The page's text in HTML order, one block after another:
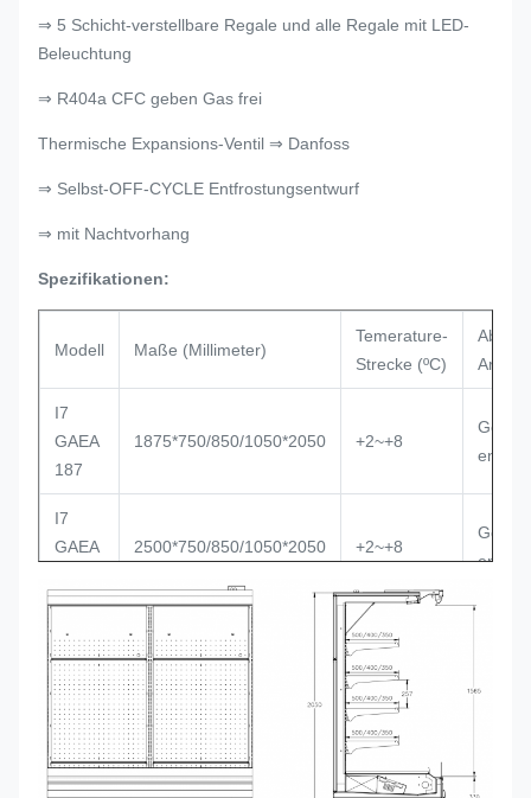
⇒ 5 Schicht-verstellbare Regale und alle Regale mit LED-
Beleuchtung
⇒ R404a CFC geben Gas frei
Thermische Expansions-Ventil ⇒ Danfoss
⇒ Selbst-OFF-CYCLE Entfrostungsentwurf
⇒ mit Nachtvorhang
Spezifikationen:
Modell Maße (Millimeter)
Temerature-
Strecke (ºC)
Art
I7
GAEA
187
1875*750/850/1050*2050 +2~+8
I7
GAEA
2500*750/850/1050*2050 +2~+8
GAEA
375
3750*750/850/1050*2050 +2~+8
ENDE
I7
GAEA
40*750/850/1050*2050
Transparentes Glas,
verfügbar